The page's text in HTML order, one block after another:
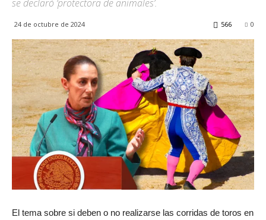
se declaró ‘protectora de animales’.
24 de octubre de 2024 0
566
El tema sobre si deben o no realizarse las corridas de toros en